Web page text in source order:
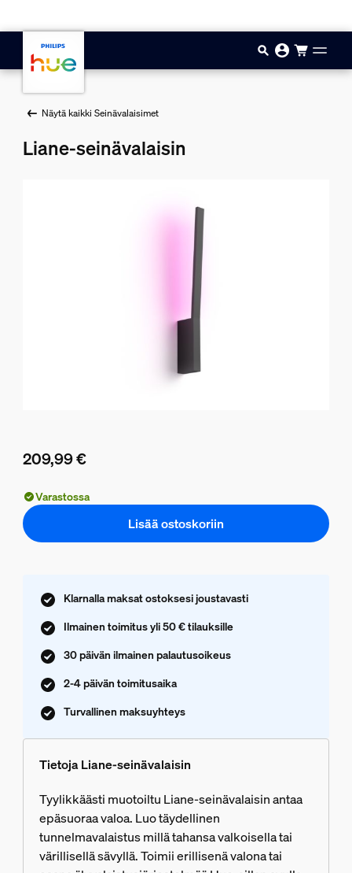
Näytä kaikki Seinävalaisimet
Liane-seinävalaisin
209,99 €
Varastossa
Lisää ostoskoriin
Klarnalla maksat ostoksesi joustavasti
Ilmainen toimitus yli 50 € tilauksille
30 päivän ilmainen palautusoikeus
2-4 päivän toimitusaika
Turvallinen maksuyhteys
Tietoja Liane-seinävalaisin
Tyylikkäästi muotoiltu Liane-seinävalaisin antaa
epäsuoraa valoa. Luo täydellinen
tunnelmavalaistus millä tahansa valkoisella tai
värillisellä sävyllä. Toimii erillisenä valona tai